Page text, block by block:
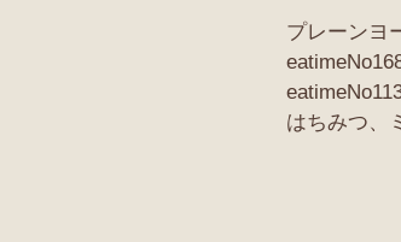
プレーンヨ
はちみつ、